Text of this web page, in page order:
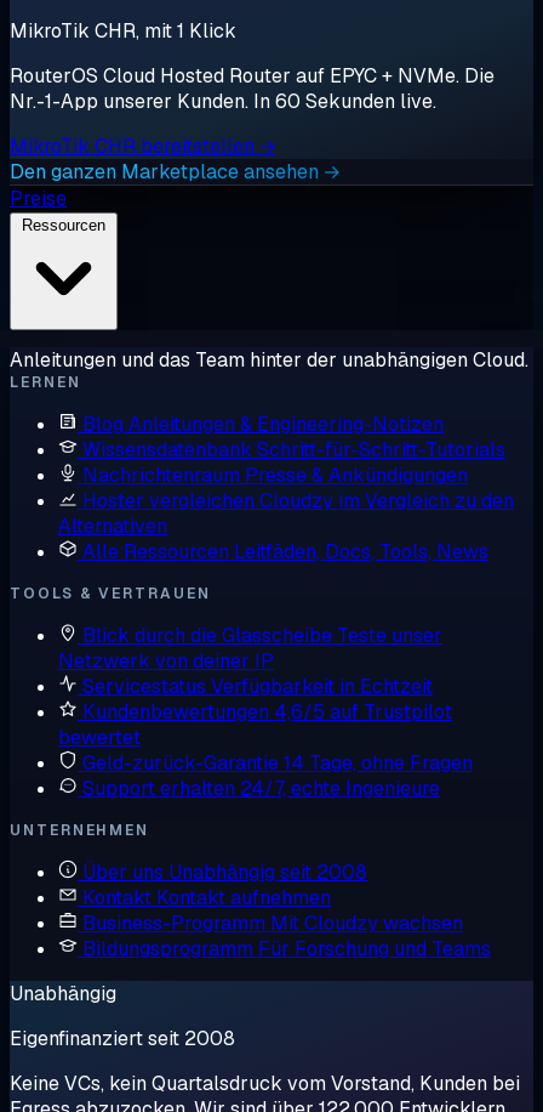
MikroTik CHR, mit 1 Klick
RouterOS Cloud Hosted Router auf EPYC + NVMe. Die
Nr.-1-App unserer Kunden. In 60 Sekunden live.
MikroTik CHR bereitstellen →
Den ganzen Marketplace ansehen →
Preise
Anleitungen und das Team hinter der unabhängigen Cloud.
LERNEN
Blog Anleitungen & Engineering-Notizen
Wissensdatenbank Schritt-für-Schritt-Tutorials
Nachrichtenraum Presse & Ankündigungen
Hoster vergleichen Cloudzy im Vergleich zu den
Alternativen
Alle Ressourcen Leitfäden, Docs, Tools, News
TOOLS & VERTRAUEN
Blick durch die Glasscheibe Teste unser
Netzwerk von deiner IP
Servicestatus Verfügbarkeit in Echtzeit
Kundenbewertungen 4,6/5 auf Trustpilot
bewertet
Geld-zurück-Garantie14 Tage, ohne Fragen
Support erhalten 24/7, echte Ingenieure
UNTERNEHMEN
Über uns Unabhängig seit 2008
Kontakt Kontakt aufnehmen
Business-Programm Mit Cloudzy wachsen
Bildungsprogramm Für Forschung und Teams
Unabhängig
Eigenfinanziert seit 2008
Keine VCs, kein Quartalsdruck vom Vorstand, Kunden bei